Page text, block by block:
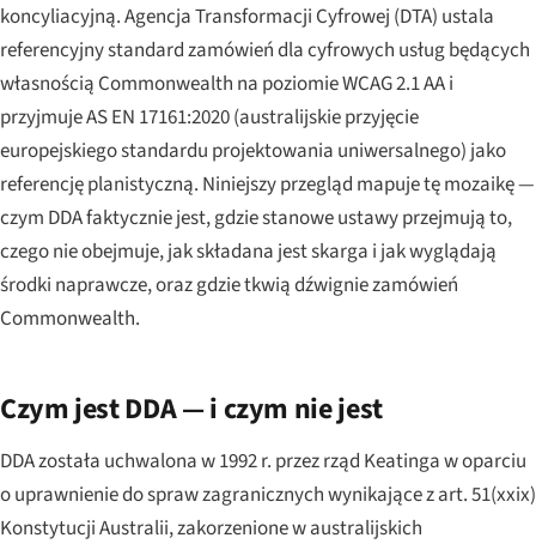
koncyliacyjną. Agencja Transformacji Cyfrowej (DTA) ustala
referencyjny standard zamówień dla cyfrowych usług będących
własnością Commonwealth na poziomie WCAG 2.1 AA i
przyjmuje AS EN 17161:2020 (australijskie przyjęcie
europejskiego standardu projektowania uniwersalnego) jako
referencję planistyczną. Niniejszy przegląd mapuje tę mozaikę —
czym DDA faktycznie jest, gdzie stanowe ustawy przejmują to,
czego nie obejmuje, jak składana jest skarga i jak wyglądają
środki naprawcze, oraz gdzie tkwią dźwignie zamówień
Commonwealth.
Czym jest DDA — i czym nie jest
DDA została uchwalona w 1992 r. przez rząd Keatinga w oparciu
o uprawnienie do spraw zagranicznych wynikające z art. 51(xxix)
Konstytucji Australii, zakorzenione w australijskich